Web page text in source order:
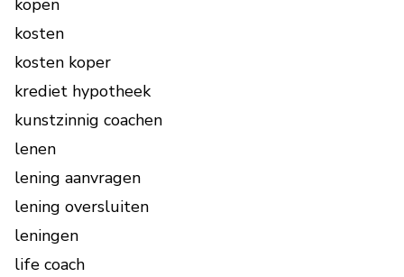
kopen
kosten
kosten koper
krediet hypotheek
kunstzinnig coachen
lenen
lening aanvragen
lening oversluiten
leningen
life coach